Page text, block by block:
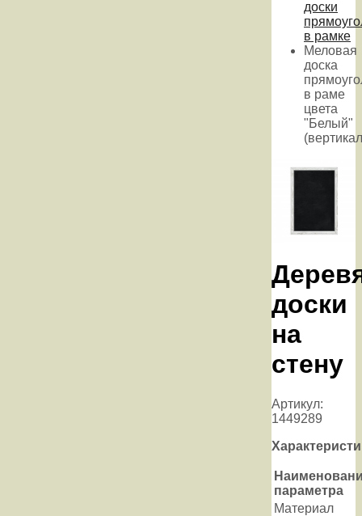
доски
в рамке
Меловая
доска
в раме
цвета
"Белый"
доски
на
стену
Артикул:
1449289
параметра
Материал